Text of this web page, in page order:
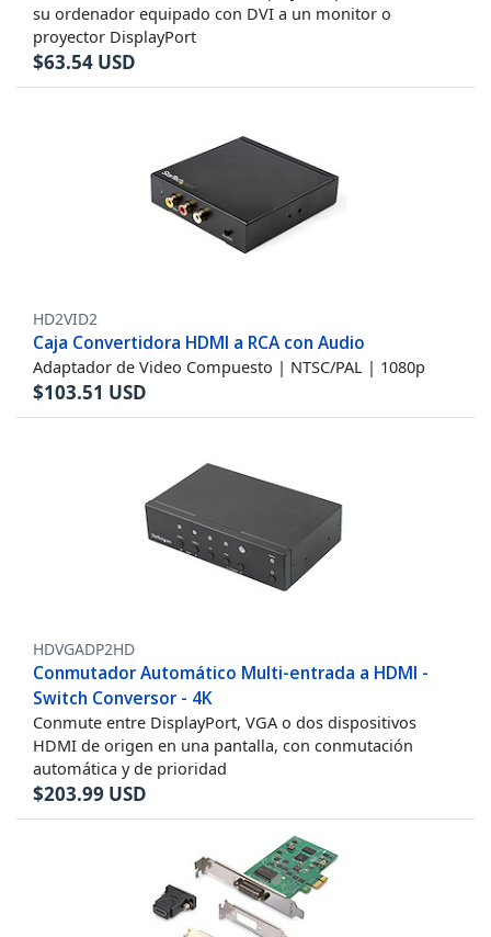
su ordenador equipado con DVI a un monitor o
proyector DisplayPort
$63.54 USD
HD2VID2
Caja Convertidora HDMI a RCA con Audio
Adaptador de Video Compuesto | NTSC/PAL | 1080p
$103.51 USD
HDVGADP2HD
Conmutador Automático Multi-entrada a HDMI -
Switch Conversor - 4K
Conmute entre DisplayPort, VGA o dos dispositivos
HDMI de origen en una pantalla, con conmutación
automática y de prioridad
$203.99 USD